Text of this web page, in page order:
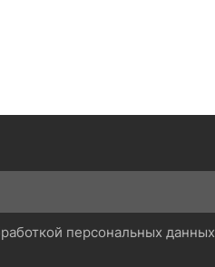
персональных данных